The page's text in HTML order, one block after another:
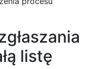
listę